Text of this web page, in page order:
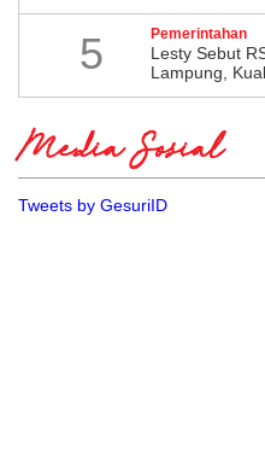
5 Pemerintahan
Lesty Sebut
Lampung,
Media Sosial
Tweets by GesuriID